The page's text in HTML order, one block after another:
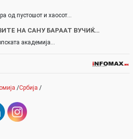
од пустошот и хаосот…
НА САНУ БАРААТ ВУЧИЌ…
академија…
/Србија /